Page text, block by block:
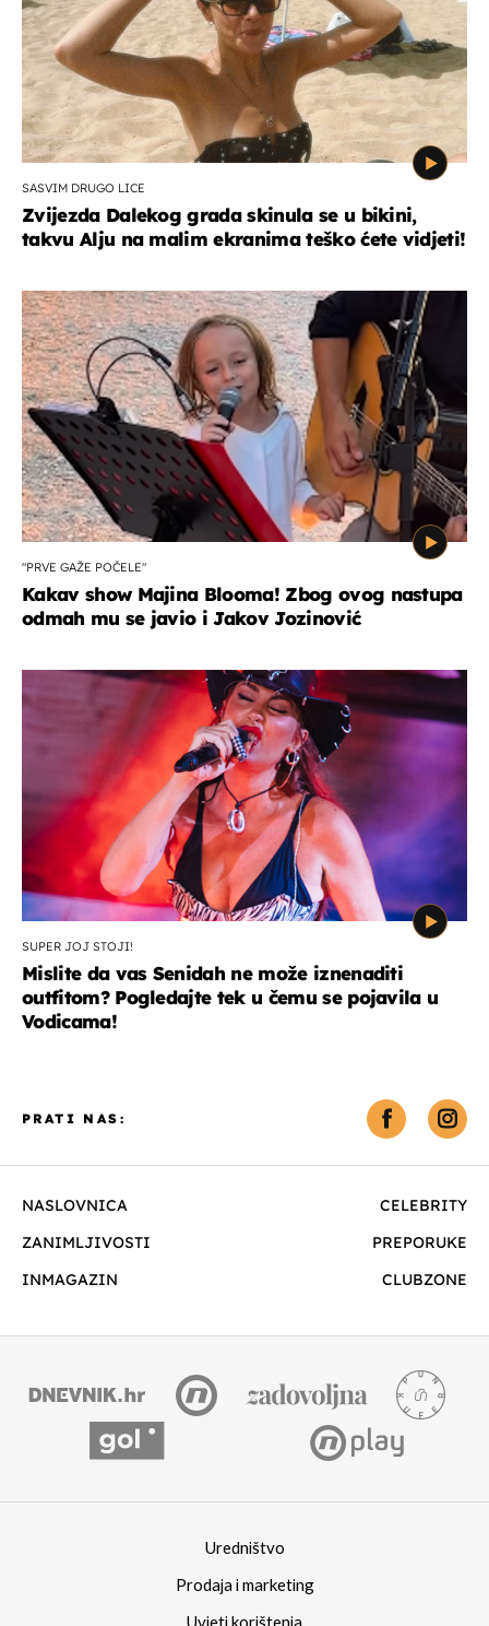
SASVIM DRUGO LICE
Zvijezda Dalekog grada skinula se u bikini,
takvu Alju na malim ekranima teško ćete vidjeti!
"PRVE GAŽE POČELE"
Kakav show Majina Blooma! Zbog ovog nastupa
odmah mu se javio i Jakov Jozinović
SUPER JOJ STOJI!
Mislite da vas Senidah ne može iznenaditi
outfitom? Pogledajte tek u čemu se pojavila u
Vodicama!
NASLOVNICA
CELEBRITY
ZANIMLJIVOSTI
PREPORUKE
INMAGAZIN
CLUBZONE
PRATI NAS:
Uredništvo
Prodaja i marketing